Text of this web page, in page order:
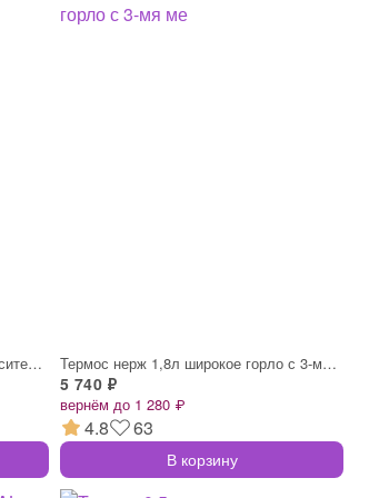
Термос 1,0л узкое горло пробка с ситечко Термос нерж 1,8л широкое горло с 3-мя ме
5 740 ₽
вернём до 1 280 ₽
4.8 63
В корзину